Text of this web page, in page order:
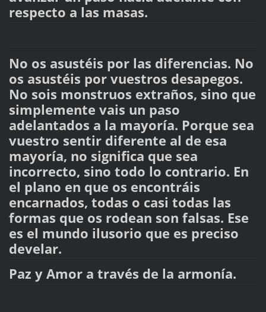
respecto a las masas.
No os asustéis por las diferencias. No
os asustéis por vuestros desapegos.
No sois monstruos extraños, sino que
simplemente vais un paso
adelantados a la mayoría. Porque sea
vuestro sentir diferente al de esa
mayoría, no significa que sea
incorrecto, sino todo lo contrario. En
el plano en que os encontráis
encarnados, todas o casi todas las
formas que os rodean son falsas. Ese
es el mundo ilusorio que es preciso
develar.
Paz y Amor a través de la armonía.